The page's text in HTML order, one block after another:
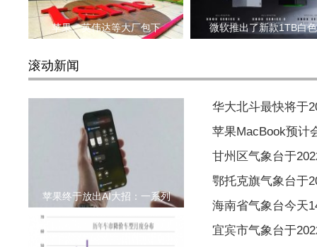
苹果、英伟达等大厂包下 微软推出了新款1TB白
滚动新闻
苹果终于放出AI大招：一系列
华大北斗最快将于
苹果MacBook预计
甘州区气象台于
鄂托克旗气象台于
海南省气象台今天
宜宾市气象台于